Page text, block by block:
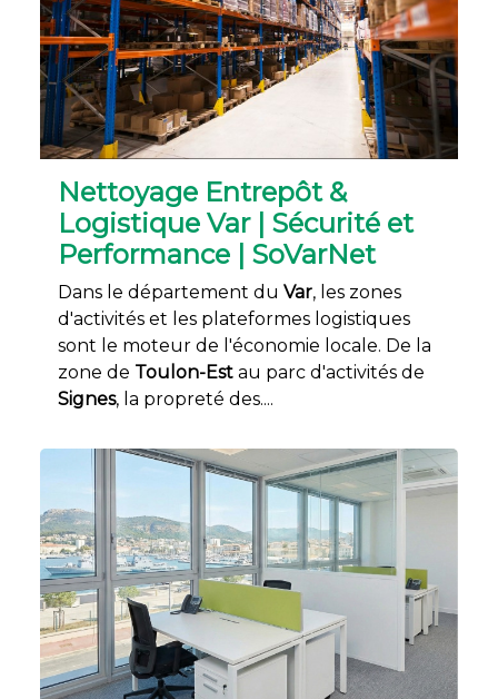
Nettoyage Entrepôt &
Logistique Var | Sécurité et
Performance | SoVarNet
Dans le département du Var, les zones
d'activités et les plateformes logistiques
sont le moteur de l'économie locale. De la
zone de Toulon-Est au parc d'activités de
Signes, la propreté des....